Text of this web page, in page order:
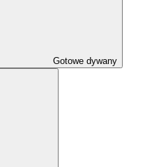
Gotowe dywany